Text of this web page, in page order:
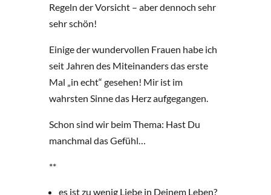
Regeln der Vorsicht – aber dennoch sehr
sehr schön!
Einige der wundervollen Frauen habe ich
seit Jahren des Miteinanders das erste
Mal „in echt“ gesehen! Mir ist im
wahrsten Sinne das Herz aufgegangen.
Schon sind wir beim Thema: Hast Du
manchmal das Gefühl…
**
es ist zu wenig Liebe in Deinem Leben?